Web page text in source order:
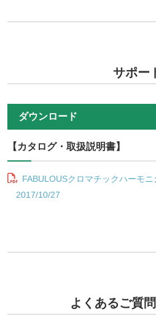
サポー
ダウンロード
【カタログ・取扱説明書】
FABULOUSクロマチックハーモニ
2017/10/27
よくあるご質問